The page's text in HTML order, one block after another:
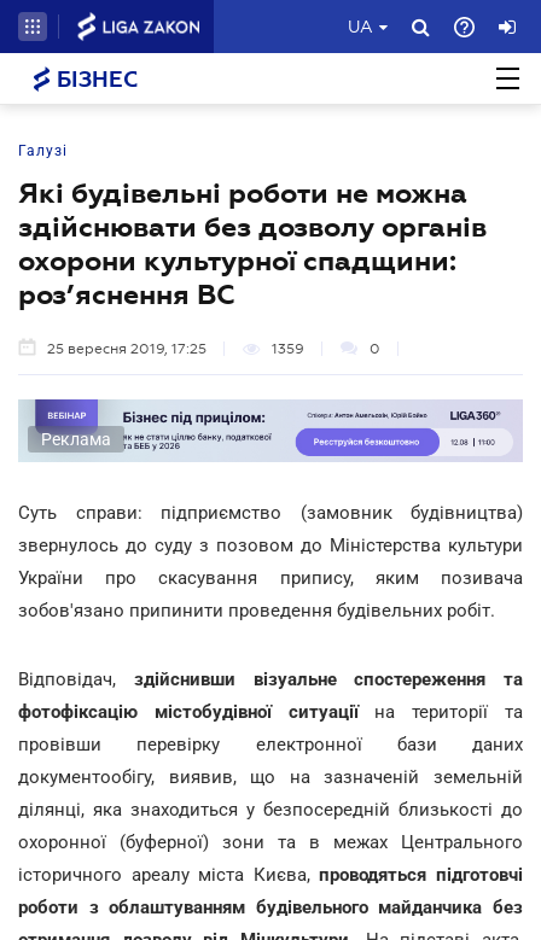
UA
БІЗНЕС
Галузі
Які будівельні роботи не можна
здійснювати без дозволу органів
охорони культурної спадщини:
роз’яснення ВС
25 вересня 2019, 17:25 1359 0
Реклама
Суть справи: підприємство (замовник будівництва)
звернулось до суду з позовом до Міністерства культури
України про скасування припису, яким позивача
зобов'язано припинити проведення будівельних робіт.
Відповідач, здійснивши візуальне спостереження та
фотофіксацію містобудівної ситуаціїна території та
провівши перевірку електронної бази даних
документообігу, виявив, що на зазначеній земельній
ділянці, яка знаходиться у безпосередній близькості до
охоронної (буферної) зони та в межах Центрального
історичного ареалу міста Києва,проводяться підготовчі
роботи з облаштуванням будівельного майданчика без